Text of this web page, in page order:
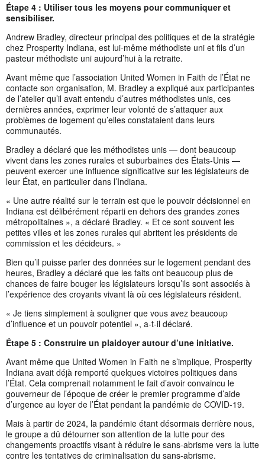
Étape 4 : Utiliser tous les moyens pour communiquer et
sensibiliser.
Andrew Bradley, directeur principal des politiques et de la stratégie
chez Prosperity Indiana, est lui-même méthodiste uni et fils d’un
pasteur méthodiste uni aujourd’hui à la retraite.
Avant même que l’association United Women in Faith de l’État ne
contacte son organisation, M. Bradley a expliqué aux participantes
de l’atelier qu’il avait entendu d’autres méthodistes unis, ces
dernières années, exprimer leur volonté de s’attaquer aux
problèmes de logement qu’elles constataient dans leurs
communautés.
Bradley a déclaré que les méthodistes unis — dont beaucoup
vivent dans les zones rurales et suburbaines des États-Unis —
peuvent exercer une influence significative sur les législateurs de
leur État, en particulier dans l’Indiana.
« Une autre réalité sur le terrain est que le pouvoir décisionnel en
Indiana est délibérément réparti en dehors des grandes zones
métropolitaines », a déclaré Bradley. « Et ce sont souvent les
petites villes et les zones rurales qui abritent les présidents de
commission et les décideurs. »
Bien qu’il puisse parler des données sur le logement pendant des
heures, Bradley a déclaré que les faits ont beaucoup plus de
chances de faire bouger les législateurs lorsqu’ils sont associés à
l’expérience des croyants vivant là où ces législateurs résident.
« Je tiens simplement à souligner que vous avez beaucoup
d’influence et un pouvoir potentiel », a-t-il déclaré.
Étape 5 : Construire un plaidoyer autour d’une initiative.
Avant même que United Women in Faith ne s’implique, Prosperity
Indiana avait déjà remporté quelques victoires politiques dans
l’État. Cela comprenait notamment le fait d’avoir convaincu le
gouverneur de l’époque de créer le premier programme d’aide
d’urgence au loyer de l’État pendant la pandémie de COVID-19.
Mais à partir de 2024, la pandémie étant désormais derrière nous,
le groupe a dû détourner son attention de la lutte pour des
changements proactifs visant à réduire le sans-abrisme vers la lutte
contre les tentatives de criminalisation du sans-abrisme.